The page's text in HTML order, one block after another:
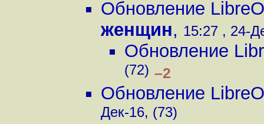
Обновление
женщин, 15:27 , 24-
Обновление
(72) –2
Обновление
Дек-16, (73)